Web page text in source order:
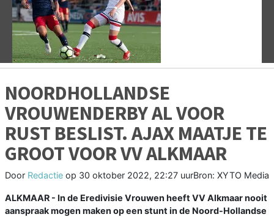
Vorige
NOORDHOLLANDSE
VROUWENDERBY AL VOOR
RUST BESLIST. AJAX MAATJE TE
GROOT VOOR VV ALKMAAR
Door Redactie op 30 oktober 2022, 22:27 uurBron: XYTO Media
ALKMAAR - In de Eredivisie Vrouwen heeft VV Alkmaar nooit
aanspraak mogen maken op een stunt in de Noord-Hollandse